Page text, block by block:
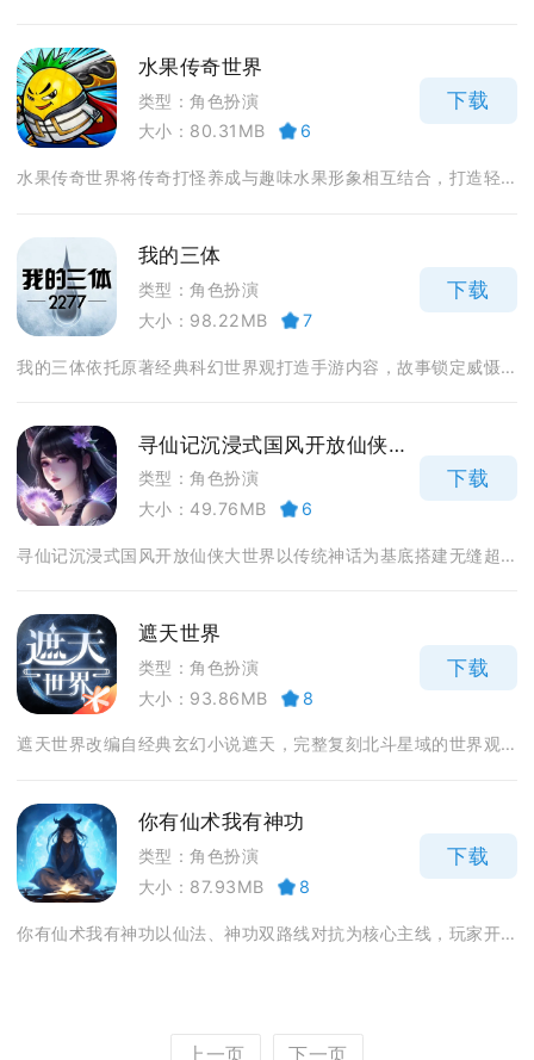
水果传奇世界
类型：角色扮演
大小：80.31MB
6
下载
水果传奇世界将传奇打怪养成与趣味水果形象相互结合，打造轻...
我的三体
类型：角色扮演
大小：98.22MB
7
下载
我的三体依托原著经典科幻世界观打造手游内容，故事锁定威慑...
寻仙记沉浸式国风开放仙侠大世界
类型：角色扮演
大小：49.76MB
6
下载
寻仙记沉浸式国风开放仙侠大世界以传统神话为基底搭建无缝超...
遮天世界
类型：角色扮演
大小：93.86MB
8
下载
遮天世界改编自经典玄幻小说遮天，完整复刻北斗星域的世界观...
你有仙术我有神功
类型：角色扮演
大小：87.93MB
8
下载
你有仙术我有神功以仙法、神功双路线对抗为核心主线，玩家开...
上一页 下一页